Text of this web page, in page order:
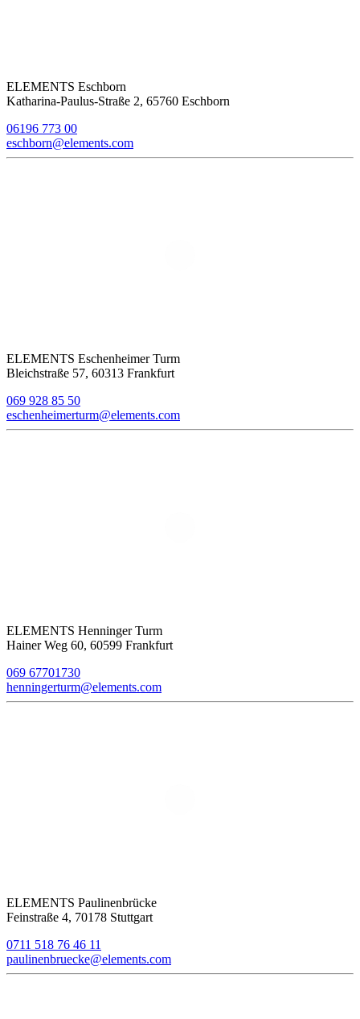
ELEMENTS Eschborn
Katharina-Paulus-Straße 2, 65760 Eschborn
06196 773 00
eschborn@elements.com
ELEMENTS Eschenheimer Turm
Bleichstraße 57, 60313 Frankfurt
069 928 85 50
eschenheimerturm@elements.com
ELEMENTS Henninger Turm
Hainer Weg 60, 60599 Frankfurt
069 67701730
henningerturm@elements.com
ELEMENTS Paulinenbrücke
Feinstraße 4, 70178 Stuttgart
0711 518 76 46 11
paulinenbruecke@elements.com